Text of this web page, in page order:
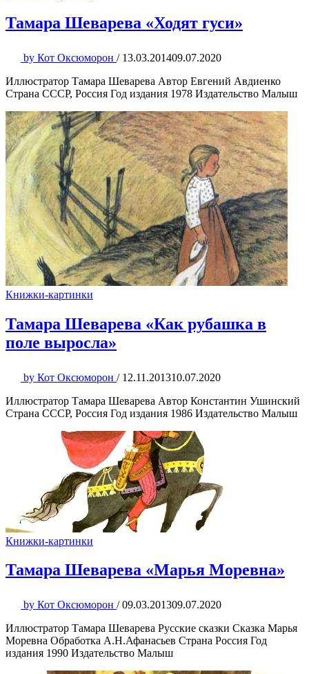
Тамара Шеварева «Ходят гуси»
by Кот Оксюморон / 13.03.201409.07.2020
Иллюстратор Тамара Шеварева Автор Евгений Авдиенко
Страна СССР, Россия Год издания 1978 Издательство Малыш
Книжки-картинки
Тамара Шеварева «Как рубашка в
поле выросла»
by Кот Оксюморон / 12.11.201310.07.2020
Иллюстратор Тамара Шеварева Автор Константин Ушинский
Страна СССР, Россия Год издания 1986 Издательство Малыш
Книжки-картинки
Тамара Шеварева «Марья Моревна»
by Кот Оксюморон / 09.03.201309.07.2020
Иллюстратор Тамара Шеварева Русские сказки Сказка Марья
Моревна Обработка А.Н.Афанасьев Страна Россия Год
издания 1990 Издательство Малыш